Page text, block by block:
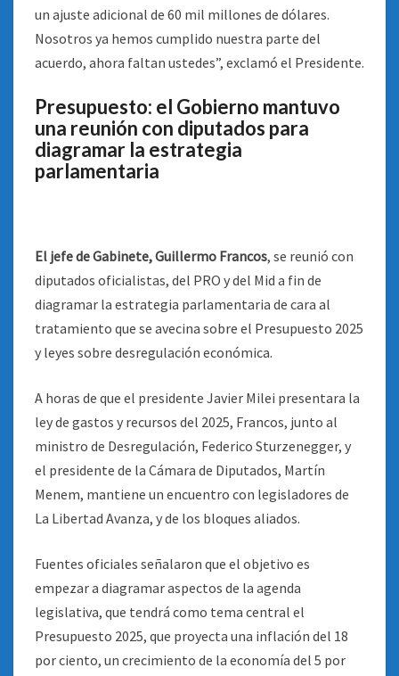
un ajuste adicional de 60 mil millones de dólares.
Nosotros ya hemos cumplido nuestra parte del
acuerdo, ahora faltan ustedes”, exclamó el Presidente.
Presupuesto: el Gobierno mantuvo
una reunión con diputados para
diagramar la estrategia
parlamentaria
El jefe de Gabinete, Guillermo Francos, se reunió con
diputados oficialistas, del PRO y del Mid a fin de
diagramar la estrategia parlamentaria de cara al
tratamiento que se avecina sobre el Presupuesto 2025
y leyes sobre desregulación económica.
A horas de que el presidente Javier Milei presentara la
ley de gastos y recursos del 2025, Francos, junto al
ministro de Desregulación, Federico Sturzenegger, y
el presidente de la Cámara de Diputados, Martín
Menem, mantiene un encuentro con legisladores de
La Libertad Avanza, y de los bloques aliados.
Fuentes oficiales señalaron que el objetivo es
empezar a diagramar aspectos de la agenda
legislativa, que tendrá como tema central el
Presupuesto 2025, que proyecta una inflación del 18
por ciento, un crecimiento de la economía del 5 por